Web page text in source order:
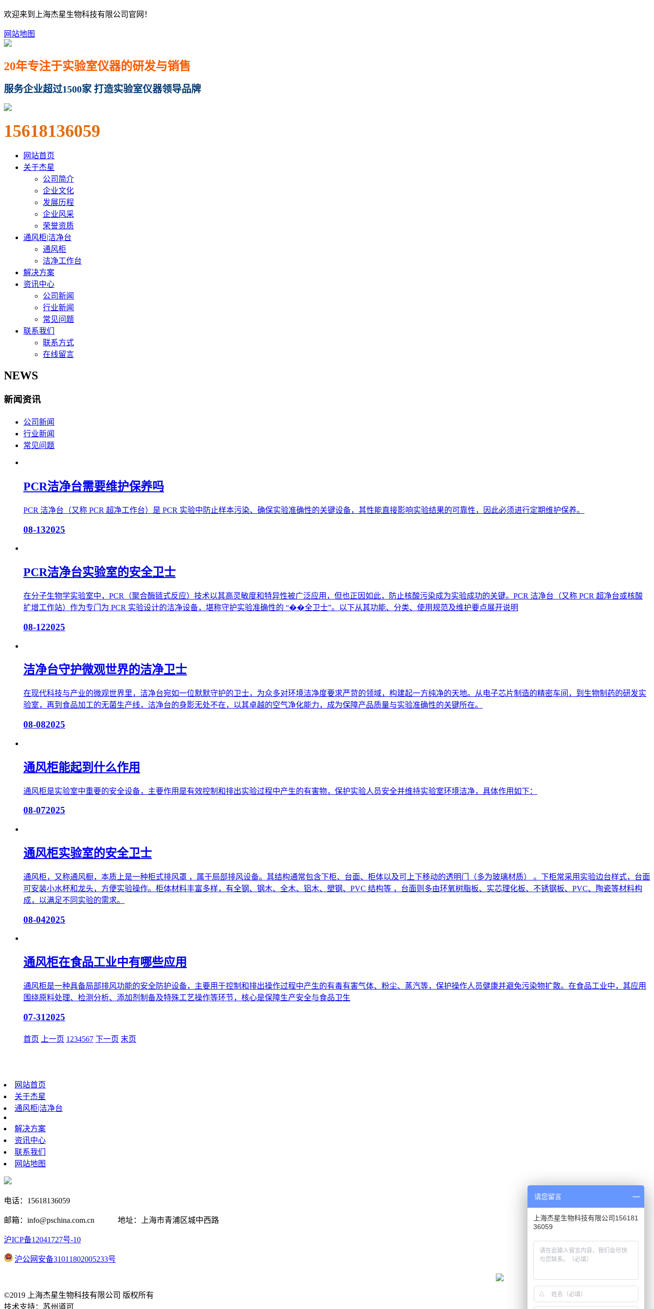
欢迎来到上海杰星生物科技有限公司官网！
网站地图
20年专注于实验室仪器的研发与销售
服务企业超过1500家 打造实验室仪器领导品牌
15618136059
网站首页
关于杰星
公司简介
企业文化
发展历程
企业风采
荣誉资质
通风柜|洁净台
通风柜
洁净工作台
解决方案
资讯中心
公司新闻
行业新闻
常见问题
联系我们
联系方式
在线留言
NEWS
新闻资讯
公司新闻
行业新闻
常见问题
PCR洁净台需要维护保养吗
PCR 洁净台（又称 PCR 超净工作台）是 PCR 实验中防止样本污染、确保实验准确性的关键设备，其性能直接影响实验结果的可靠性，因此必须进行定期维护保养。
08-132025
PCR洁净台实验室的安全卫士
在分子生物学实验室中，PCR（聚合酶链式反应）技术以其高灵敏度和特异性被广泛应用，但也正因如此，防止核酸污染成为实验成功的关键。PCR 洁净台（又称 PCR 超净台或核酸
扩增工作站）作为专门为 PCR 实验设计的洁净设备，堪称守护实验准确性的 “��全卫士”。以下从其功能、分类、使用规范及维护要点展开说明
08-122025
洁净台守护微观世界的洁净卫士
在现代科技与产业的微观世界里，洁净台宛如一位默默守护的卫士，为众多对环境洁净度要求严苛的领域，构建起一方纯净的天地。从电子芯片制造的精密车间，到生物制药的研发实
验室，再到食品加工的无菌生产线，洁净台的身影无处不在，以其卓越的空气净化能力，成为保障产品质量与实验准确性的关键所在。
08-082025
通风柜能起到什么作用
通风柜是实验室中重要的安全设备，主要作用是有效控制和排出实验过程中产生的有害物，保护实验人员安全并维持实验室环境洁净，具体作用如下：
08-072025
通风柜实验室的安全卫士
通风柜，又称通风橱，本质上是一种柜式排风罩 ，属于局部排风设备。其结构通常包含下柜、台面、柜体以及可上下移动的透明门（多为玻璃材质） 。下柜常采用实验边台样式，台面
可安装小水杯和龙头，方便实验操作。柜体材料丰富多样，有全钢、钢木、全木、铝木、塑钢、PVC 结构等 ，台面则多由环氧树脂板、实芯理化板、不锈钢板、PVC、陶瓷等材料构
成，以满足不同实验的需求。
08-042025
通风柜在食品工业中有哪些应用
通风柜是一种具备局部排风功能的安全防护设备，主要用于控制和排出操作过程中产生的有毒有害气体、粉尘、蒸汽等，保护操作人员健康并避免污染物扩散。在食品工业中，其应用
围绕原料处理、检测分析、添加剂制备及特殊工艺操作等环节，核心是保障生产安全与食品卫生
07-312025
首页 上一页 1 234567 下一页 末页
网站首页
关于杰星
通风柜|洁净台
解决方案
资讯中心
联系我们
网站地图
电话：15618136059
邮箱：info@pschina.com.cn 地址：上海市青浦区城中西路
沪ICP备12041727号-10
沪公网安备31011802005233号
©2019 上海杰星生物科技有限公司 版权所有
技术支持： 苏州道可
请您留言
上海杰星生物科技有限公司156181
36059